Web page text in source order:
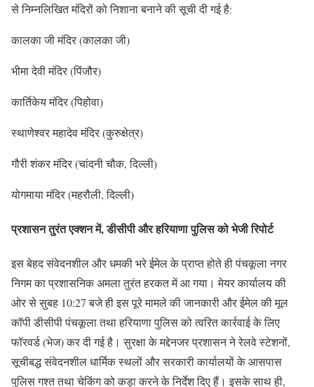
से निम्नलिखित मंदिरों को निशाना बनाने की सूची दी गई है:
कालका जी मंदिर (कालका जी)
भीमा देवी मंदिर (पिंजौर)
कार्तिकेय मंदिर (पिहोवा)
स्थाणेश्वर महादेव मंदिर (कुरुक्षेत्र)
गौरी शंकर मंदिर (चांदनी चौक, दिल्ली)
योगमाया मंदिर (महरौली, दिल्ली)
प्रशासन तुरंत एक्शन में, डीसीपी और हरियाणा पुलिस को भेजी रिपोर्ट
इस बेहद संवेदनशील और धमकी भरे ईमेल के प्राप्त होते ही पंचकूला नगर
निगम का प्रशासनिक अमला तुरंत हरकत में आ गया। मेयर कार्यालय की
ओर से सुबह 10:27 बजे ही इस पूरे मामले की जानकारी और ईमेल की मूल
कॉपी डीसीपी पंचकूला तथा हरियाणा पुलिस को त्वरित कार्रवाई के लिए
फॉरवर्ड (भेज) कर दी गई है। सुरक्षा के मद्देनजर प्रशासन ने रेलवे स्टेशनों,
सूचीबद्ध संवेदनशील धार्मिक स्थलों और सरकारी कार्यालयों के आसपास
पुलिस गश्त तथा चेकिंग को कड़ा करने के निर्देश दिए हैं। इसके साथ ही,